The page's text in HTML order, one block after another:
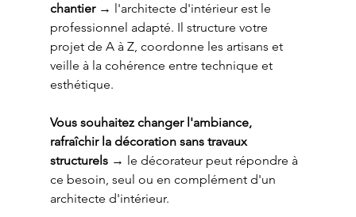
chantier → l'architecte d'intérieur est le
professionnel adapté. Il structure votre
projet de A à Z, coordonne les artisans et
veille à la cohérence entre technique et
esthétique.
Vous souhaitez changer l'ambiance,
rafraîchir la décoration sans travaux
structurels → le décorateur peut répondre à
ce besoin, seul ou en complément d'un
architecte d'intérieur.